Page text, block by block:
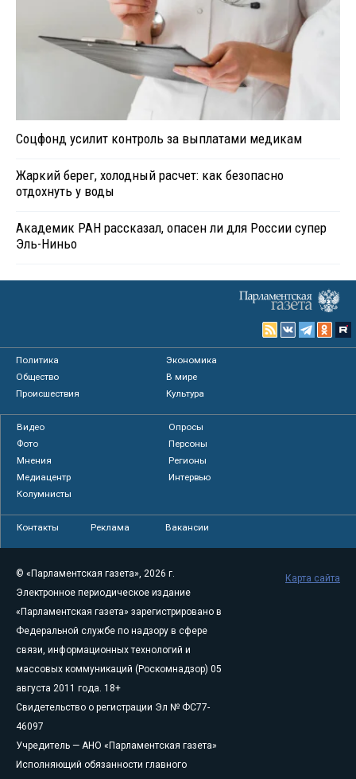
Соцфонд усилит контроль за выплатами медикам
Жаркий берег, холодный расчет: как безопасно
отдохнуть у воды
Академик РАН рассказал, опасен ли для России супер
Эль-Ниньо
Политика
Экономика
Общество
В мире
Происшествия
Культура
Видео
Опросы
Фото
Персоны
Мнения
Регионы
Медиацентр
Интервью
Колумнисты
Контакты Реклама Вакансии
© «Парламентская газета», 2026 г.
Электронное периодическое издание
«Парламентская газета» зарегистрировано в
Федеральной службе по надзору в сфере
связи, информационных технологий и
массовых коммуникаций (Роскомнадзор) 05
августа 2011 года. 18+
Свидетельство о регистрации Эл № ФС77-
46097
Учредитель — АНО «Парламентская газета»
Исполняющий обязанности главного
Карта сайта